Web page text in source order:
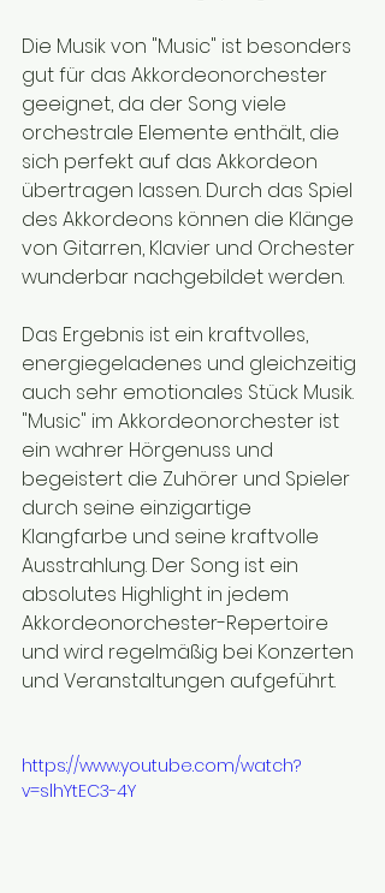
Die Musik von "Music" ist besonders
gut für das Akkordeonorchester
geeignet, da der Song viele
orchestrale Elemente enthält, die
sich perfekt auf das Akkordeon
übertragen lassen. Durch das Spiel
des Akkordeons können die Klänge
von Gitarren, Klavier und Orchester
wunderbar nachgebildet werden.
Das Ergebnis ist ein kraftvolles,
energiegeladenes und gleichzeitig
auch sehr emotionales Stück Musik.
"Music" im Akkordeonorchester ist
ein wahrer Hörgenuss und
begeistert die Zuhörer und Spieler
durch seine einzigartige
Klangfarbe und seine kraftvolle
Ausstrahlung. Der Song ist ein
absolutes Highlight in jedem
Akkordeonorchester-Repertoire
und wird regelmäßig bei Konzerten
und Veranstaltungen aufgeführt.
https://www.youtube.com/watch?
v=slhYtEC3-4Y